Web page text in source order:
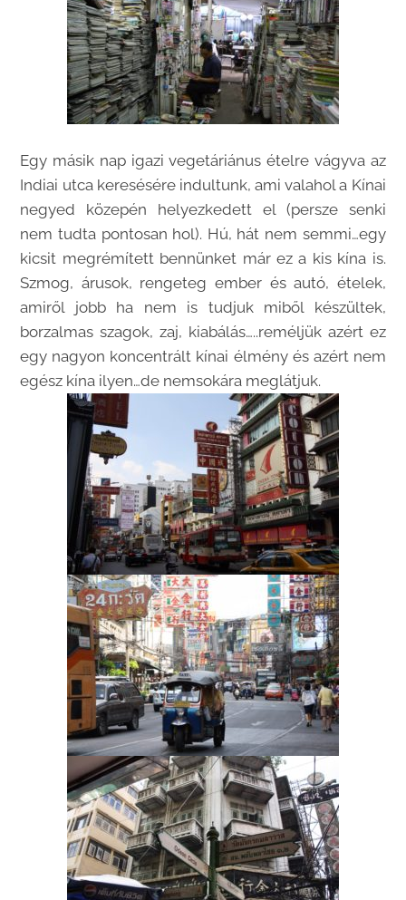
Egy másik nap igazi vegetáriánus ételre vágyva az
Indiai utca keresésére indultunk, ami valahol a Kínai
negyed közepén helyezkedett el (persze senki
nem tudta pontosan hol). Hú, hát nem semmi…egy
kicsit megrémített bennünket már ez a kis kína is.
Szmog, árusok, rengeteg ember és autó, ételek,
amiről jobb ha nem is tudjuk miből készültek,
borzalmas szagok, zaj, kiabálás…..reméljük azért ez
egy nagyon koncentrált kínai élmény és azért nem
egész kína ilyen…de nemsokára meglátjuk.